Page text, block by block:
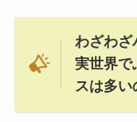
わざわざ
実世界で
スは多い